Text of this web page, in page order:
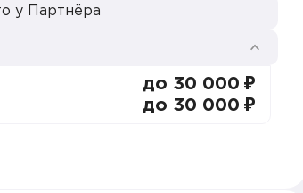
у Партнёра
до 30 000 ₽
до 30 000 ₽